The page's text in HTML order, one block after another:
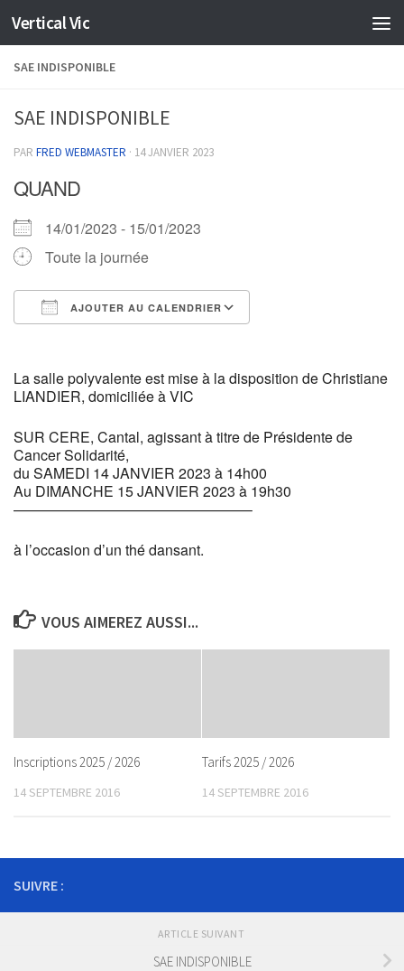
Skip to content
Vertical Vic
SAE INDISPONIBLE
SAE INDISPONIBLE
PAR FRED WEBMASTER · 14 JANVIER 2023
QUAND
14/01/2023 - 15/01/2023
Toute la journée
AJOUTER AU CALENDRIER
La salle polyvalente est mise à la disposition de Christiane
LIANDIER, domiciliée à VIC
SUR CERE, Cantal, agissant à titre de Présidente de
Cancer Solidarité,
du SAMEDI 14 JANVIER 2023 à 14h00
Au DIMANCHE 15 JANVIER 2023 à 19h30
————————————————–
à l’occasion d’un thé dansant.
VOUS AIMEREZ AUSSI...
Inscriptions 2025 / 2026
14 SEPTEMBRE 2016
Tarifs 2025 / 2026
14 SEPTEMBRE 2016
SUIVRE :
ARTICLE SUIVANT
SAE INDISPONIBLE